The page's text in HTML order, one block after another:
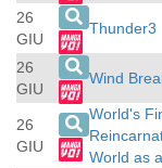
26
GIU
Thunder3
26
GIU
Wind
26
GIU
World's
World as